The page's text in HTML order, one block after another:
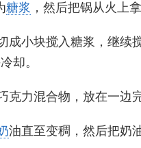
糖浆 ，然后把锅从火上拿
成小块搅入糖浆，继续
却。
克力混合物，放在一边
油直至变稠，然后把奶